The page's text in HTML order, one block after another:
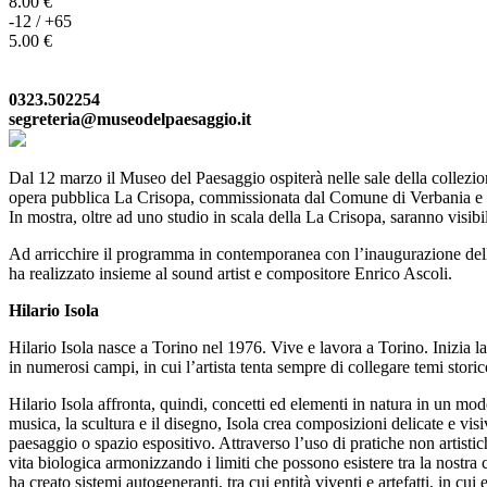
-12 / +65
5.00 €
0323.502254
segreteria@museodelpaesaggio.it
Dal 12 marzo il Museo del Paesaggio ospiterà nelle sale della
opera pubblica La Crisopa, commissionata dal Comune di Verbania
In mostra, oltre ad uno studio in scala della La Crisopa, saranno
Ad arricchire il programma in contemporanea con l’inaugurazione
ha realizzato insieme al sound artist e compositore Enrico Ascoli.
Hilario Isola
Hilario Isola nasce a Torino nel 1976. Vive e lavora a Torino. Inizia
in numerosi campi, in cui l’artista tenta sempre di collegare temi
Hilario Isola affronta, quindi, concetti ed elementi in natura in un
musica, la scultura e il disegno, Isola crea composizioni delicate e
paesaggio o spazio espositivo. Attraverso l’uso di pratiche non
vita biologica armonizzando i limiti che possono esistere tra la
ha creato sistemi autogeneranti, tra cui entità viventi e artefatti, in cui